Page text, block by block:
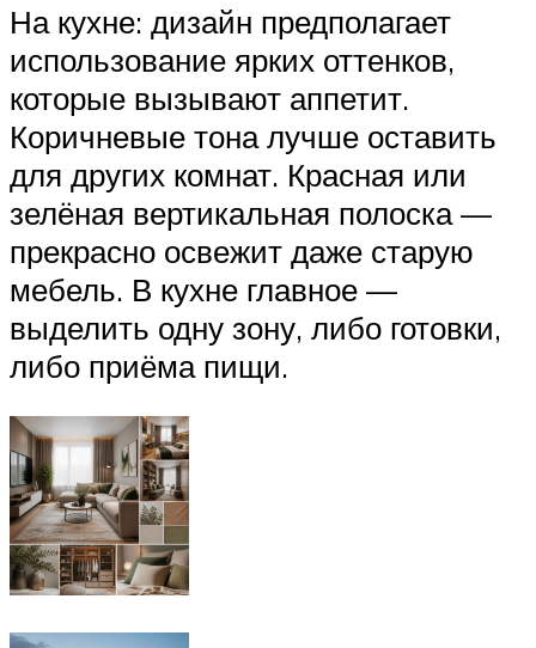
На кухне: дизайн предполагает
использование ярких оттенков,
которые вызывают аппетит.
Коричневые тона лучше оставить
для других комнат. Красная или
зелёная вертикальная полоска —
прекрасно освежит даже старую
мебель. В кухне главное —
выделить одну зону, либо готовки,
либо приёма пищи.